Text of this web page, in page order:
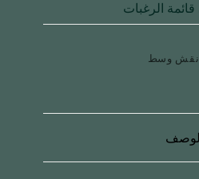
قائمة الرغبات
نقش وسط
الوصف